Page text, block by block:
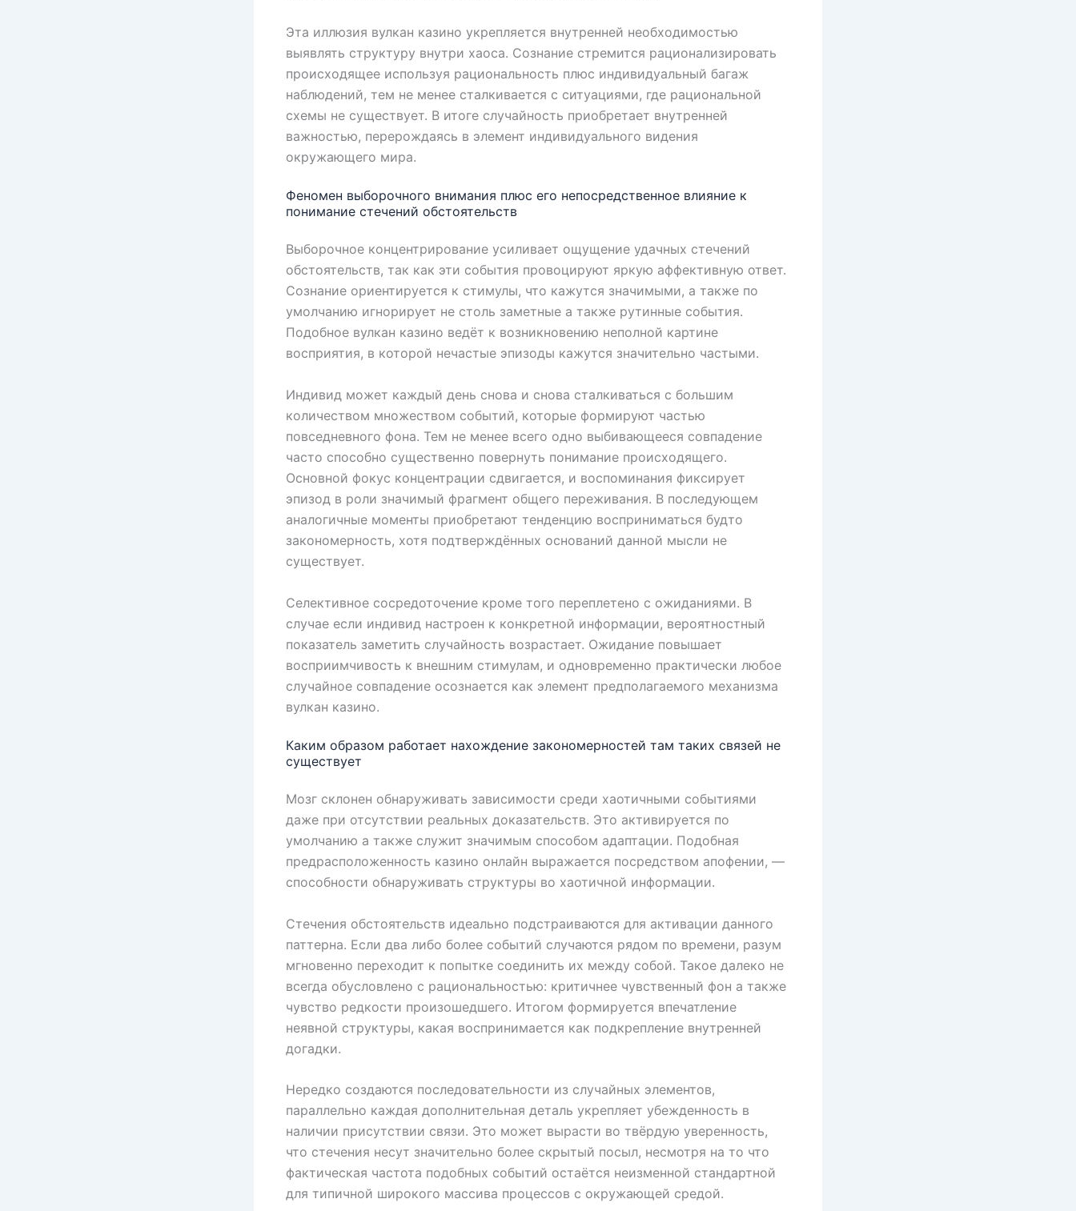
Эта иллюзия вулкан казино укрепляется внутренней необходимостью
выявлять структуру внутри хаоса. Сознание стремится рационализировать
происходящее используя рациональность плюс индивидуальный багаж
наблюдений, тем не менее сталкивается с ситуациями, где рациональной
схемы не существует. В итоге случайность приобретает внутренней
важностью, перерождаясь в элемент индивидуального видения
окружающего мира.
Феномен выборочного внимания плюс его непосредственное влияние к
понимание стечений обстоятельств
Выборочное концентрирование усиливает ощущение удачных стечений
обстоятельств, так как эти события провоцируют яркую аффективную ответ.
Сознание ориентируется к стимулы, что кажутся значимыми, а также по
умолчанию игнорирует не столь заметные а также рутинные события.
Подобное вулкан казино ведёт к возникновению неполной картине
восприятия, в которой нечастые эпизоды кажутся значительно частыми.
Индивид может каждый день снова и снова сталкиваться с большим
количеством множеством событий, которые формируют частью
повседневного фона. Тем не менее всего одно выбивающееся совпадение
часто способно существенно повернуть понимание происходящего.
Основной фокус концентрации сдвигается, и воспоминания фиксирует
эпизод в роли значимый фрагмент общего переживания. В последующем
аналогичные моменты приобретают тенденцию восприниматься будто
закономерность, хотя подтверждённых оснований данной мысли не
существует.
Селективное сосредоточение кроме того переплетено с ожиданиями. В
случае если индивид настроен к конкретной информации, вероятностный
показатель заметить случайность возрастает. Ожидание повышает
восприимчивость к внешним стимулам, и одновременно практически любое
случайное совпадение осознается как элемент предполагаемого механизма
вулкан казино.
Каким образом работает нахождение закономерностей там таких связей не
существует
Мозг склонен обнаруживать зависимости среди хаотичными событиями
даже при отсутствии реальных доказательств. Это активируется по
умолчанию а также служит значимым способом адаптации. Подобная
предрасположенность казино онлайн выражается посредством апофении, —
способности обнаруживать структуры во хаотичной информации.
Стечения обстоятельств идеально подстраиваются для активации данного
паттерна. Если два либо более событий случаются рядом по времени, разум
мгновенно переходит к попытке соединить их между собой. Такое далеко не
всегда обусловлено с рациональностью: критичнее чувственный фон а также
чувство редкости произошедшего. Итогом формируется впечатление
неявной структуры, какая воспринимается как подкрепление внутренней
догадки.
Нередко создаются последовательности из случайных элементов,
параллельно каждая дополнительная деталь укрепляет убежденность в
наличии присутствии связи. Это может вырасти во твёрдую уверенность,
что стечения несут значительно более скрытый посыл, несмотря на то что
фактическая частота подобных событий остаётся неизменной стандартной
для типичной широкого массива процессов с окружающей средой.